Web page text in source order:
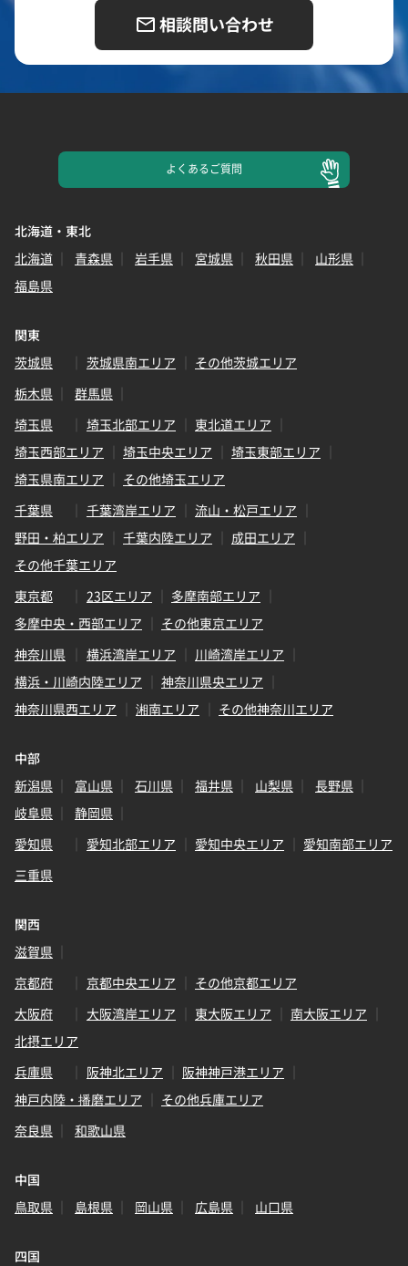
相談問い合わせ
よくあるご質問
北海道・東北
北海道
青森県 岩手県 宮城県 秋田県
山形県
福島県
関東
茨城県
茨城県南エリア
その他茨城エリア
栃木県
群馬県
埼玉県
埼玉北部エリア
東北道エリア
埼玉西部エリア
埼玉中央エリア
埼玉東部エリア
埼玉県南エリア
その他埼玉エリア
千葉県
千葉湾岸エリア
流山・松戸エリア
野田・柏エリア
千葉内陸エリア
成田エリア
その他千葉エリア
東京都
23区エリア
多摩南部エリア
多摩中央・西部エリア
その他東京エリア
神奈川県
横浜湾岸エリア
川崎湾岸エリア
横浜・川崎内陸エリア
神奈川県央エリア
神奈川県西エリア
湘南エリア その他神奈川エリア
中部
新潟県
富山県 石川県 福井県 山梨県
長野県
岐阜県
静岡県
愛知県
愛知北部エリア 愛知中央エリア
愛知南部エリア
三重県
関西
滋賀県
京都府
京都中央エリア
その他京都エリア
大阪府
大阪湾岸エリア 東大阪エリア
南大阪エリア
北摂エリア
兵庫県
阪神北エリア
阪神神戸港エリア
神戸内陸・播磨エリア
その他兵庫エリア
奈良県
和歌山県
中国
鳥取県
島根県 岡山県 広島県 山口県
四国